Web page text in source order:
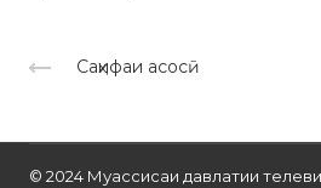
Саҳифаи асосӣ
© 2024 Муассисаи давлатии